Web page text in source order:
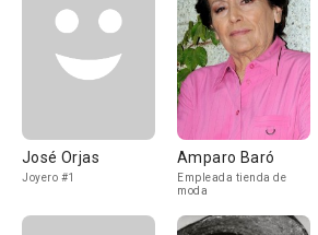
José Orjas
Joyero #1
Amparo Baró
Empleada tienda de
moda